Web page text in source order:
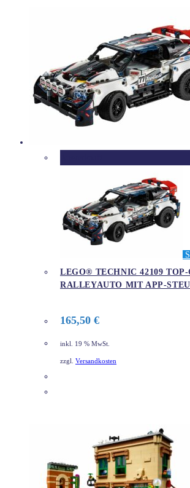
LEGO® TECHNIC 42109 TOP-
RALLEYAUTO MIT APP-
165,50 €
inkl. 19 % MwSt.
zzgl. Versandkosten